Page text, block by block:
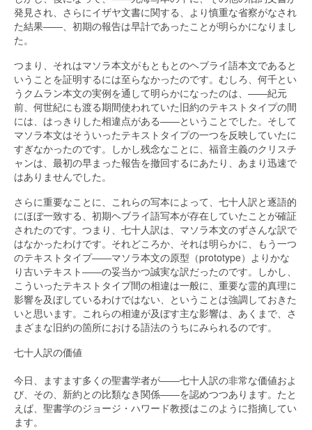
発見され、さらにイザヤ文書に関する、より慎重な省察がなされ
た結果――、初期の報告は早計であったことが明らかになりまし
た。
つまり、それはマソラ本文がもともとのヘブライ語本文であると
いうことを証明するには至らなかったのです。むしろ、何千とい
うクムラン本文の実例を通して明らかになったのは、――紀元
前、何世紀にも渡る期間使われていた旧約のテキストタイプの間
には、はっきりした相違点がある――ということでした。そして
マソラ本文はそういったテキストタイプの一つを反映していたに
すぎなかったのです。しかし残念なことに、福音主義のクリスチ
ャンは、最初の早まった報告を撤回するにあたり、あまり迅速で
はありませんでした。
さらに重要なことに、これらの写本によって、七十人訳と逐語的
にほぼ一致する、初期ヘブライ語写本が存在していたことが確証
されたのです。つまり、七十人訳は、マソラ本文のずさんな訳で
はなかったわけです。それどころか、それは明らかに、もう一つ
のテキストタイプ――マソラ本文の原型（prototype）よりかな
り古いテキスト――の妥当かつ誠実な訳だったのです。しかし、
こういったテキストタイプ間の相違は一般に、重要な霊的真理に
影響を及ぼしているわけではない、ということは強調しておきた
いと思います。これらの相違が及ぼす主な影響は、あくまで、さ
まざまな旧約の箇所における語法のうちにみられるのです。
七十人訳の価値
今日、ますます多くの聖書学者が――七十人訳の非常な価値およ
び、その、新約との比類なき関係――を認めつつあります。たと
えば、聖書学のジョージ・ハワード教授はこのように指摘してい
ます。